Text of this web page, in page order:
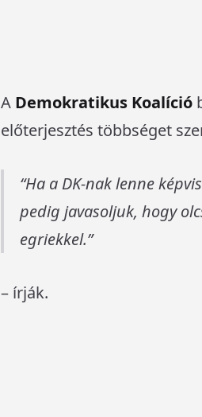
A Demokratikus Koalíció
előterjesztés többséget
Ha a DK-nak lenne
pedig javasoljuk, hogy
egriekkel.
– írják.